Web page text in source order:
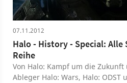
07.11.2012
Halo - History - Special: Alle
Reihe
Von Halo: Kampf um die Zukunft
Ableger Halo: Wars, Halo: ODST